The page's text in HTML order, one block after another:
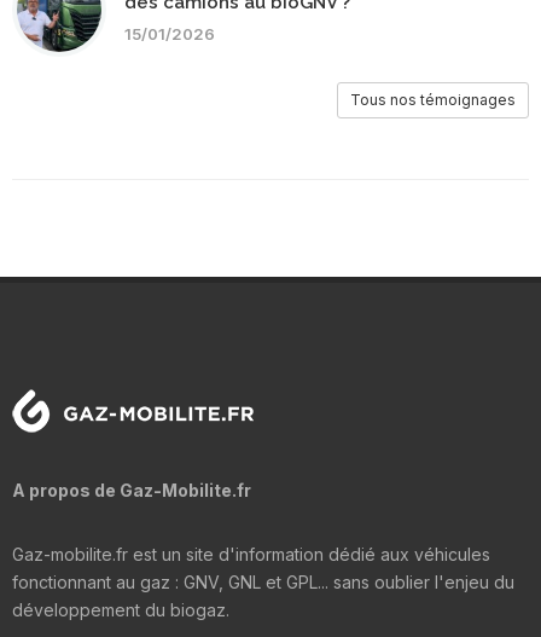
15/01/2026
Tous nos témoignages
A propos de Gaz-Mobilite.fr
Gaz-mobilite.fr est un site d'information dédié aux véhicules
fonctionnant au gaz : GNV, GNL et GPL... sans oublier l'enjeu du
développement du biogaz.